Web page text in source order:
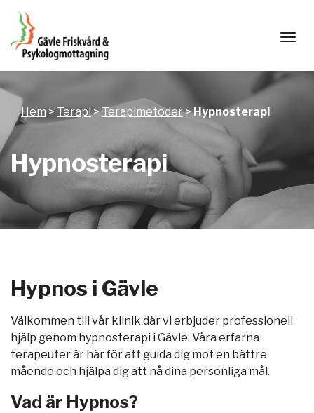
Hem> Terapi>Terapimetoder>Hypnosterapi
Hypnosterapi
Hypnos i Gävle
Välkommen till vår klinik där vi erbjuder professionell
hjälp genom hypnosterapi i Gävle. Våra erfarna
terapeuter är här för att guida dig mot en bättre
mående och hjälpa dig att nå dina personliga mål.
Vad är Hypnos?